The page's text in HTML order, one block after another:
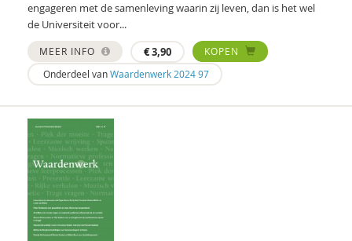
Richard Brons
Denijs Bru
Ellen de Bruin
Alain Caillé e.v.a
Laura Capitaine
William E. Connolly
Christine Cuomo
Carol D. Ryff
engageren met de samenleving waarin zij leven, dan is het wel
de Universiteit voor...
MEER INFO €3,90
KOPEN
Onderdeel vanWaardenwerk 2024 97